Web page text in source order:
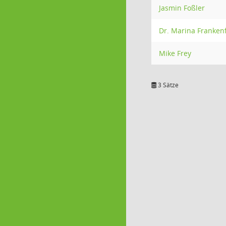
Jasmin Foßler
Dr. Marina
Mike Frey
3 Sätze